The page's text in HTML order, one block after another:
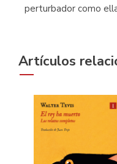
perturbador como
Artículos